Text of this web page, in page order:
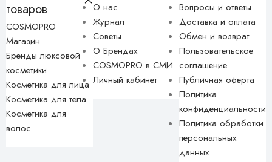
товаров
COSMOPRO
Магазин
Бренды люксовой
косметики
Косметика для лица
Косметика для тела
Косметика для
волос
О нас
Журнал
Советы
О Брендах
COSMOPRO в СМИ
Личный кабинет
Вопросы и ответы
Доставка и оплата
Обмен и возврат
Пользовательское
соглашение
Публичная оферта
Политика
конфиденциальности
Политика обработки
персональных
данных